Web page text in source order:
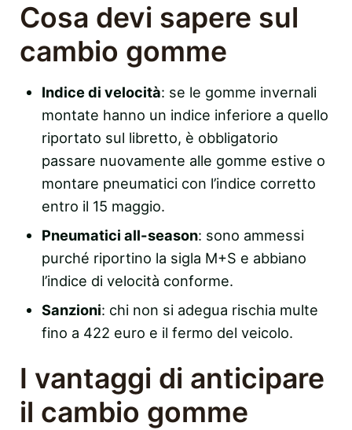
Cosa devi sapere sul
cambio gomme
Indice di velocità: se le gomme invernali
montate hanno un indice inferiore a quello
riportato sul libretto, è obbligatorio
passare nuovamente alle gomme estive o
montare pneumatici con l’indice corretto
entro il 15 maggio.
Pneumatici all-season: sono ammessi
purché riportino la sigla M+S e abbiano
l’indice di velocità conforme.
Sanzioni: chi non si adegua rischia multe
fino a 422 euro e il fermo del veicolo.
I vantaggi di anticipare
il cambio gomme